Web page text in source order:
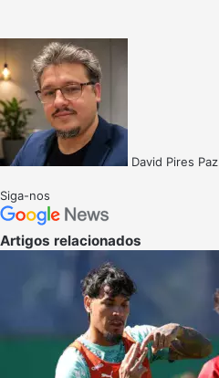
David Pires Paz
Siga-nos
Artigos relacionados